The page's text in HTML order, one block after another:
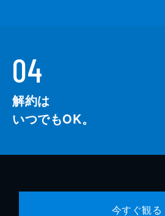
04
解約は
いつでもOK。
今すぐ観る